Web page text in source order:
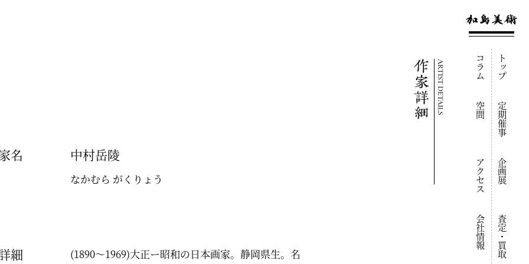
トップ
定期催事
企画展
査定・買取
コラム
空間
アクセス
会社情報
ARTIST DETAILS
名 中村岳陵
なかむら がくりょう
細 (1890～1969)大正ー昭和の日本画家。静岡県生。名